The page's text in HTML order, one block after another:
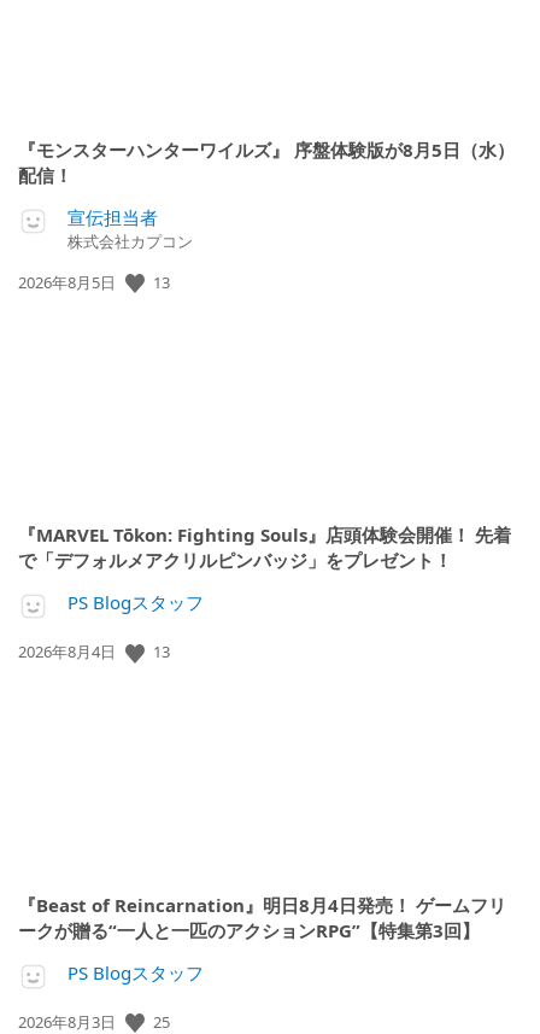
『モンスターハンターワイルズ』 序盤体験版が8月5日（水）
配信！
宣伝担当者
株式会社カプコン
公
2026年8月5日 13
『MARVEL Tōkon: Fighting Souls』店頭体験会開催！ 先着
で「デフォルメアクリルピンバッジ」をプレゼント！
PS Blogスタッフ
公
2026年8月4日 13
『Beast of Reincarnation』明日8月4日発売！ ゲームフリ
ークが贈る“一人と一匹のアクションRPG”【特集第3回】
PS Blogスタッフ
公
2026年8月3日 25